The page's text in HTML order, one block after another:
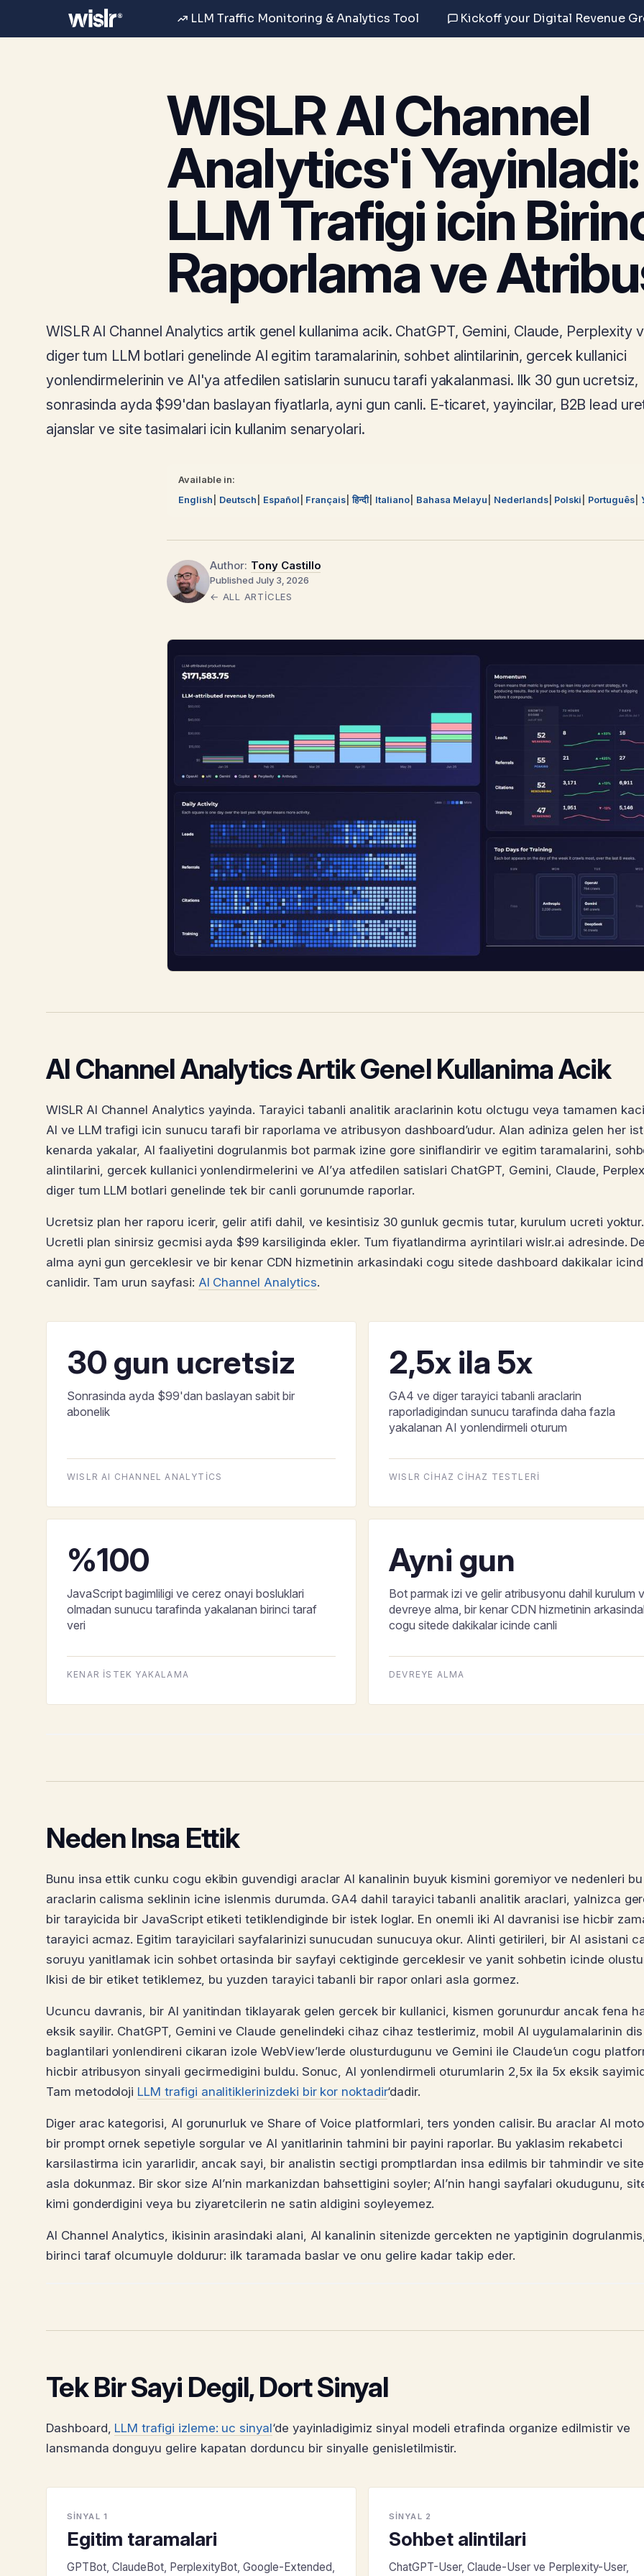
LLM Traffic Monitoring & Analytics Tool Kickoff your Digital Revenue
WISLR AI Channel
Analytics'i
LLM Trafigi icin
Raporlama ve
WISLR AI Channel Analytics artik genel kullanima acik. ChatGPT, Gemini, Claude, Perplexity
diger tum LLM botlari genelinde AI egitim taramalarinin, sohbet alintilarinin, gercek kullanici
yonlendirmelerinin ve AI'ya atfedilen satislarin sunucu tarafi yakalanmasi. Ilk 30 gun ucretsiz,
sonrasinda ayda $99'dan baslayan fiyatlarla, ayni gun canli. E-ticaret, yayincilar, B2B lead
ajanslar ve site tasimalari icin kullanim senaryolari.
Available in:
English
Deutsch Español Français हिन्दी Italiano Bahasa Melayu Nederlands Polski Português
Author: Tony Castillo
Published July 3, 2026
← ALL ARTICLES
AI Channel Analytics Artik Genel Kullanima Acik
WISLR AI Channel Analytics yayinda. Tarayici tabanli analitik araclarinin kotu olctugu veya tamamen
AI ve LLM trafigi icin sunucu tarafi bir raporlama ve atribusyon dashboard’udur. Alan adiniza gelen her
kenarda yakalar, AI faaliyetini dogrulanmis bot parmak izine gore siniflandirir ve egitim taramalarini,
alintilarini, gercek kullanici yonlendirmelerini ve AI’ya atfedilen satislari ChatGPT, Gemini, Claude,
diger tum LLM botlari genelinde tek bir canli gorunumde raporlar.
Ucretsiz plan her raporu icerir, gelir atifi dahil, ve kesintisiz 30 gunluk gecmis tutar, kurulum ucreti yoktur.
Ucretli plan sinirsiz gecmisi ayda $99 karsiliginda ekler. Tum fiyatlandirma ayrintilari wislr.ai adresinde.
alma ayni gun gerceklesir ve bir kenar CDN hizmetinin arkasindaki cogu sitede dashboard dakikalar
canlidir. Tam urun sayfasi: AI Channel Analytics.
30 gun ucretsiz
Sonrasinda ayda $99'dan baslayan sabit bir
abonelik
WISLR AI CHANNEL ANALYTICS
2,5x ila 5x
GA4 ve diger tarayici tabanli araclarin
raporladigindan sunucu tarafinda daha fazla
yakalanan AI yonlendirmeli oturum
WISLR CIHAZ CIHAZ TESTLERI
%100
JavaScript bagimliligi ve cerez onayi bosluklari
olmadan sunucu tarafinda yakalanan birinci taraf
veri
KENAR ISTEK YAKALAMA
Ayni gun
Bot parmak izi ve gelir atribusyonu dahil kurulum
devreye alma, bir kenar CDN hizmetinin
cogu sitede dakikalar icinde canli
DEVREYE ALMA
Neden Insa Ettik
Bunu insa ettik cunku cogu ekibin guvendigi araclar AI kanalinin buyuk kismini goremiyor ve nedenleri bu
araclarin calisma seklinin icine islenmis durumda. GA4 dahil tarayici tabanli analitik araclari, yalnizca
bir tarayicida bir JavaScript etiketi tetiklendiginde bir istek loglar. En onemli iki AI davranisi ise hicbir
tarayici acmaz. Egitim tarayicilari sayfalarinizi sunucudan sunucuya okur. Alinti getirileri, bir AI asistani
soruyu yanitlamak icin sohbet ortasinda bir sayfayi cektiginde gerceklesir ve yanit sohbetin icinde
Ikisi de bir etiket tetiklemez, bu yuzden tarayici tabanli bir rapor onlari asla gormez.
Ucuncu davranis, bir AI yanitindan tiklayarak gelen gercek bir kullanici, kismen gorunurdur ancak fena
eksik sayilir. ChatGPT, Gemini ve Claude genelindeki cihaz cihaz testlerimiz, mobil AI uygulamalarinin dis
baglantilari yonlendireni cikaran izole WebView’lerde olusturdugunu ve Gemini ile Claude’un cogu
hicbir atribusyon sinyali gecirmedigini buldu. Sonuc, AI yonlendirmeli oturumlarin 2,5x ila 5x eksik
Tam metodoloji LLM trafigi analitiklerinizdeki bir kor noktadir‘dadir.
Diger arac kategorisi, AI gorunurluk ve Share of Voice platformlari, ters yonden calisir. Bu araclar AI
bir prompt ornek sepetiyle sorgular ve AI yanitlarinin tahmini bir payini raporlar. Bu yaklasim rekabetci
karsilastirma icin yararlidir, ancak sayi, bir analistin sectigi promptlardan insa edilmis bir tahmindir ve
asla dokunmaz. Bir skor size AI’nin markanizdan bahsettigini soyler; AI’nin hangi sayfalari okudugunu,
kimi gonderdigini veya bu ziyaretcilerin ne satin aldigini soyleyemez.
AI Channel Analytics, ikisinin arasindaki alani, AI kanalinin sitenizde gercekten ne yaptiginin
birinci taraf olcumuyle doldurur: ilk taramada baslar ve onu gelire kadar takip eder.
Tek Bir Sayi Degil, Dort Sinyal
Dashboard, LLM trafigi izleme: uc sinyal‘de yayinladigimiz sinyal modeli etrafinda organize edilmistir ve
lansmanda donguyu gelire kapatan dorduncu bir sinyalle genisletilmistir.
SINYAL 1
Egitim taramalari
GPTBot, ClaudeBot, PerplexityBot, Google-Extended,
SINYAL 2
Sohbet alintilari
ChatGPT-User, Claude-User ve Perplexity-User,